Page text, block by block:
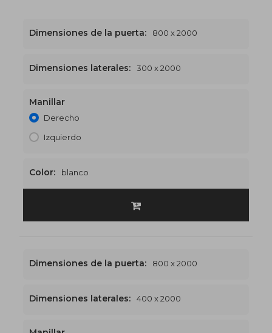
1100 x 2000
Dimensiones de la puerta: 800 x 2000
Dimensiones laterales: 300 x 2000
Manillar
Derecho
Izquierdo
Color: blanco
Dimensiones de la puerta: 800 x 2000
Dimensiones laterales: 400 x 2000